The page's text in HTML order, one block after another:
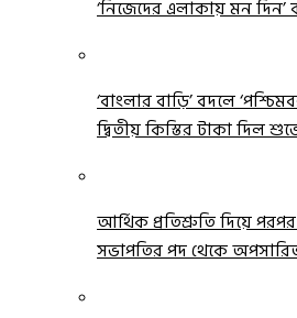
‘নিজেদের এলাকায় মন দিন’
‘বাংলার বাড়ি’ বদলে
দ্বিতীয় কিস্তির টাকা দিল
আর্থিক প্রতিশ্রুতি দিয়ে
সভাপতির পদ থেকে